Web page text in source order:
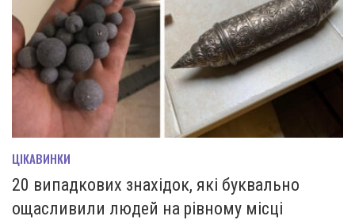
ЦІКАВИНКИ
20 випадкових знахідок, які буквально
ощасливили людей на рівному місці